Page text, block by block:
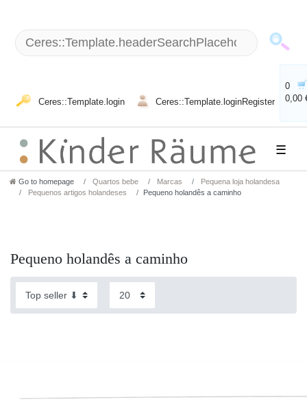
Ceres::Template.login Ceres::Template.loginRegister
0
0,00
☰
Go to homepage Quartos bebe Marcas
Pequena loja holandesa
Pequenos artigos holandeses
Pequeno holandês a caminho
Pequeno holandês a caminho